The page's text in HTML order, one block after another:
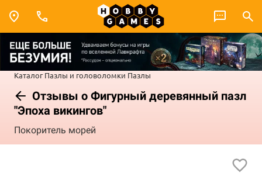
Каталог Пазлы и головоломки Пазлы
Отзывы о Фигурный деревянный пазл
"Эпоха викингов"
Покоритель морей